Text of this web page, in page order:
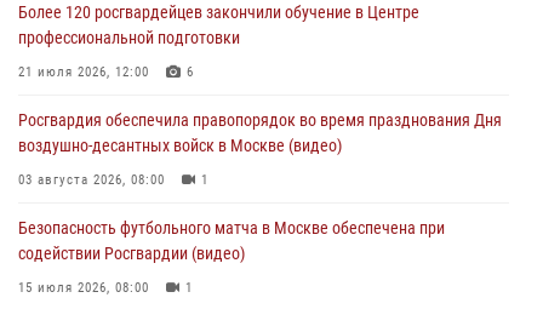
06 августа 2026, 14:59
Столичные росгвардейцы задержали троих мужчин, устроивших
06 августа 2026, 11:20 1
Охрану общественного порядка и безопасность на футбольном
06 августа 2026, 08:30
Более 120 росгвардейцев закончили обучение в Центре
профессиональной подготовки
21 июля 2026, 12:00 6
Росгвардия обеспечила правопорядок во время празднования Дня
воздушно-десантных войск в Москве (видео)
03 августа 2026, 08:00 1
Безопасность футбольного матча в Москве обеспечена при
содействии Росгвардии (видео)
15 июля 2026, 08:00 1